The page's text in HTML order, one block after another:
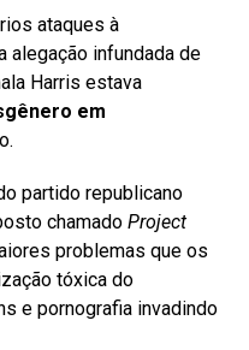
ataques à
alegação infundada de
Harris estava
em
partido republicano
chamado Project
problemas que os
tóxica do
e pornografia invadindo